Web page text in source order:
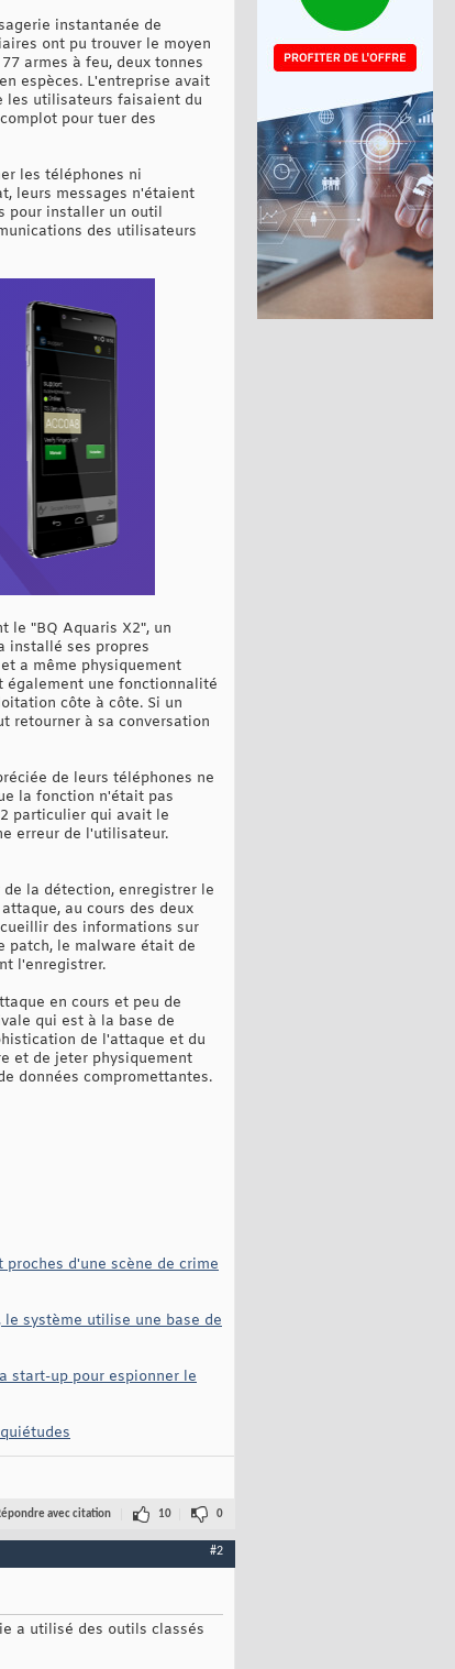
instantanée de
ont pu trouver le moyen
armes à feu, deux tonnes
espèces. L'entreprise avait
les utilisateurs faisaient du
pour tuer des
les téléphones ni
leurs messages n'étaient
pour installer un outil
des utilisateurs
le "BQ Aquaris X2", un
installé ses propres
a même physiquement
également une fonctionnalité
côte à côte. Si un
retourner à sa conversation
de leurs téléphones ne
la fonction n'était pas
particulier qui avait le
erreur de l'utilisateur.
la détection, enregistrer le
au cours des deux
des informations sur
patch, le malware était de
l'enregistrer.
en cours et peu de
qui est à la base de
de l'attaque et du
et de jeter physiquement
données compromettantes.
d'une scène de crime
système utilise une base de
start-up pour espionner le
avec citation 10 0
#2
a utilisé des outils classés